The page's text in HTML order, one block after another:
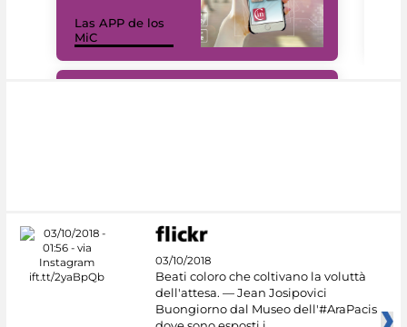
Las APP de los
MiC
03/10/2018
Beati coloro che coltivano la voluttà
dell'attesa. — Jean Josipovici
Buongiorno dal Museo dell'#AraPacis